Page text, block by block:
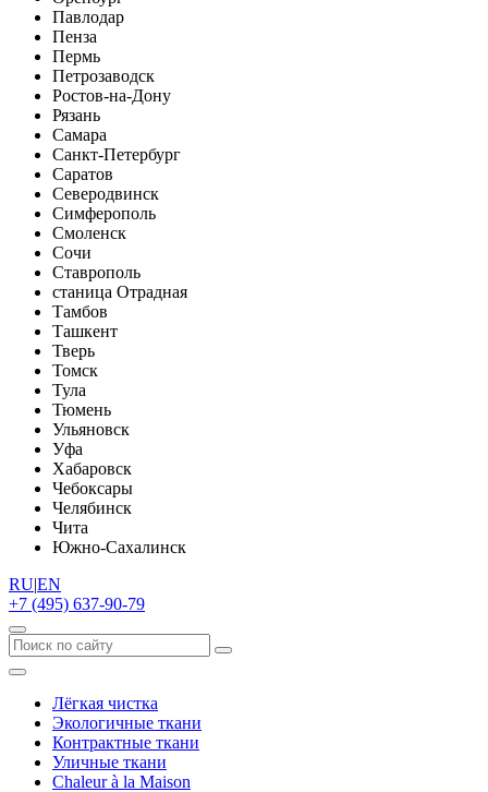
Павлодар
Пенза
Пермь
Петрозаводск
Ростов-на-Дону
Рязань
Самара
Санкт-Петербург
Саратов
Северодвинск
Симферополь
Смоленск
Сочи
Ставрополь
станица Отрадная
Тамбов
Ташкент
Тверь
Томск
Тула
Тюмень
Ульяновск
Уфа
Хабаровск
Чебоксары
Челябинск
Чита
Южно-Сахалинск
RU|EN
+7 (495) 637-90-79
Лёгкая чистка
Экологичные ткани
Контрактные ткани
Уличные ткани
Сhaleur à la Maison